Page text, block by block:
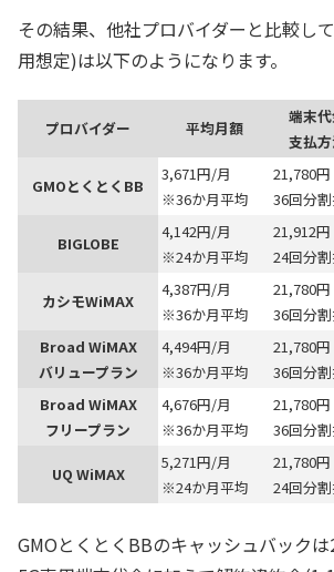
その結果、他社プロバイダーと比較し
用想定)は以下のようになります。
プロバイダー 平均月額
端末
支払
GMOとくとくBB
3,671円/月
※36か月平均
21,780円
36回分
BIGLOBE
4,142円/月
※24か月平均
21,912円
24回分
カシモWiMAX
4,387円/月
※36か月平均
21,780円
36回分
Broad WiMAX
バリュープラン
4,494円/月
※36か月平均
21,780円
36回分
Broad WiMAX
フリープラン
4,676円/月
※36か月平均
21,780円
36回分
UQ WiMAX
5,271円/月
※24か月平均
21,780円
24回分
GMOとくとくBBのキャッシュバックは